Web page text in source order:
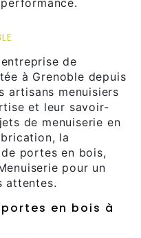
de
à Grenoble depuis
artisans menuisiers
et leur savoir-
de menuiserie en
la
portes en bois,
pour un
attentes.
en bois à